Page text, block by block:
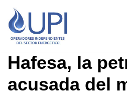
Saltar
al
Hafesa, la
acusada del